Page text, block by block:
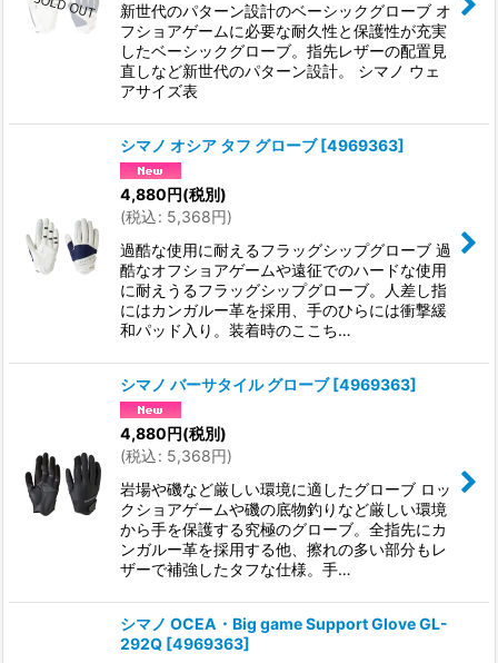
新世代のパターン設計のベーシックグローブ オ
フショアゲームに必要な耐久性と保護性が充実
したベーシックグローブ。指先レザーの配置見
直しなど新世代のパターン設計。 シマノ ウェ
アサイズ表
シマノ オシア タフ グローブ [4969363]
4,880円(税別)
(税込: 5,368円)
過酷な使用に耐えるフラッグシップグローブ 過
酷なオフショアゲームや遠征でのハードな使用
に耐えうるフラッグシップグローブ。人差し指
にはカンガルー革を採用、手のひらには衝撃緩
和パッド入り。装着時のここち…
シマノ バーサタイル グローブ [4969363]
4,880円(税別)
(税込: 5,368円)
岩場や磯など厳しい環境に適したグローブ ロッ
クショアゲームや磯の底物釣りなど厳しい環境
から手を保護する究極のグローブ。全指先にカ
ンガルー革を採用する他、擦れの多い部分もレ
ザーで補強したタフな仕様。手…
シマノ OCEA・Big game Support Glove GL-
292Q [4969363]